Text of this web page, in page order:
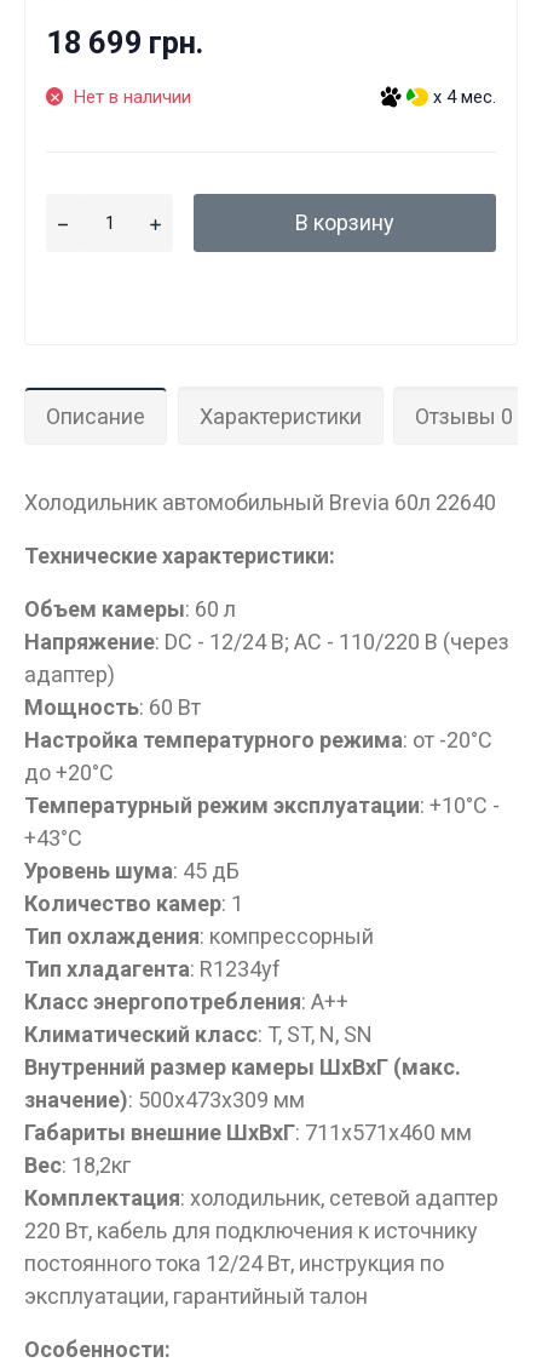
18 699 грн.
Нет в наличии x 4 мес.
В корзину
Описание Характеристики Отзывы 0
Холодильник автомобильный Brevia 60л 22640
Технические характеристики:
Объем камеры: 60 л
Напряжение: DC - 12/24 В; AC - 110/220 В (через
адаптер)
Мощность: 60 Вт
Настройка температурного режима: от -20°C
до +20°C
Температурный режим эксплуатации: +10°C -
+43°C
Уровень шума: 45 дБ
Количество камер: 1
Тип охлаждения: компрессорный
Тип хладагента: R1234yf
Класс энергопотребления: А++
Климатический класс: T, ST, N, SN
Внутренний размер камеры ШхВхГ (макс.
значение): 500x473x309 мм
Габариты внешние ШхВхГ: 711x571x460 мм
Вес: 18,2кг
Комплектация: холодильник, сетевой адаптер
220 Вт, кабель для подключения к источнику
постоянного тока 12/24 Вт, инструкция по
эксплуатации, гарантийный талон
Особенности: